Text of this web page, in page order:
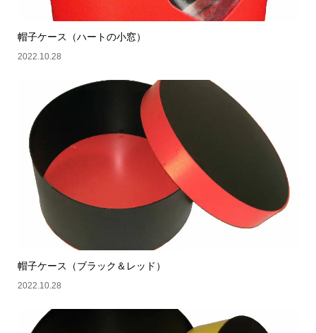
帽子ケース（ハートの小窓）
2022.10.28
帽子ケース（ブラック＆レッド）
2022.10.28